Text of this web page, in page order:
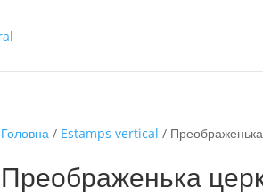
Головна / Estamps vertical /
Преображенька